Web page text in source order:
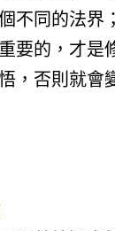
不同的法界
要的，才是
，否則就會